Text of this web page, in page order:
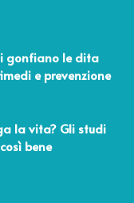
gonfiano le dita
e prevenzione
la vita? Gli studi
bene